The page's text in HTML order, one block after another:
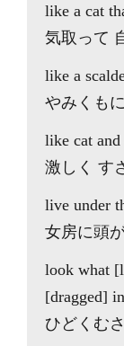
like a cat
気取って
like a
やみくも
like cat and
激しく す
live under
女房に頭
look what
[dragged] in
ひどくむ